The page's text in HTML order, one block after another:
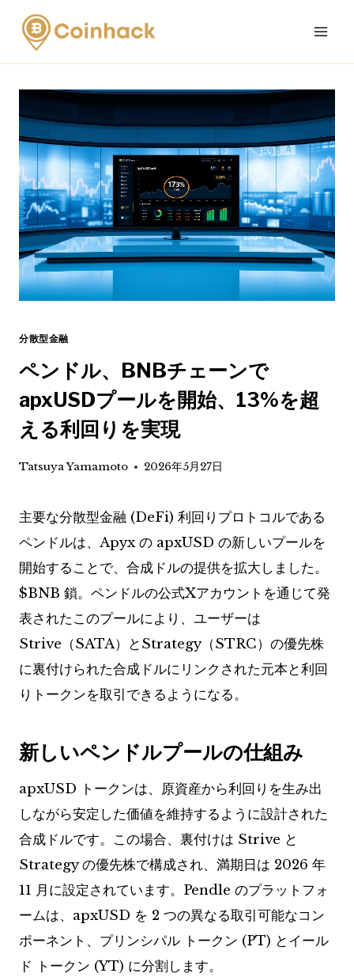
Skip
content
分散型金融
ペンドル、BNBチェーンで
apxUSDプールを開始、13%を超
える利回りを実現
Tatsuya Yamamoto 2026年5月27日
主要な分散型金融 (DeFi) 利回りプロトコルである
ペンドルは、Apyx の apxUSD の新しいプールを
開始することで、合成ドルの提供を拡大しました。
$BNB 鎖。ペンドルの公式Xアカウントを通じて発
表されたこのプールにより、ユーザーは
Strive（SATA）とStrategy（STRC）の優先株
に裏付けられた合成ドルにリンクされた元本と利回
りトークンを取引できるようになる。
新しいペンドルプールの仕組み
apxUSD トークンは、原資産から利回りを生み出
しながら安定した価値を維持するように設計された
合成ドルです。この場合、裏付けは Strive と
Strategy の優先株で構成され、満期日は 2026 年
11 月に設定されています。Pendle のプラットフォ
ームは、apxUSD を 2 つの異なる取引可能なコン
ポーネント、プリンシパル トークン (PT) とイール
ド トークン (YT) に分割します。